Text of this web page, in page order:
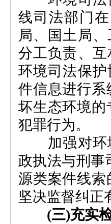
线司法部门
局、国土局
分工负责、
环境司法保
件信息进行
坏生态环境的
犯罪行为。
加强对环境
政执法与刑事
源类案件线
坚决监督纠正
(三)充实